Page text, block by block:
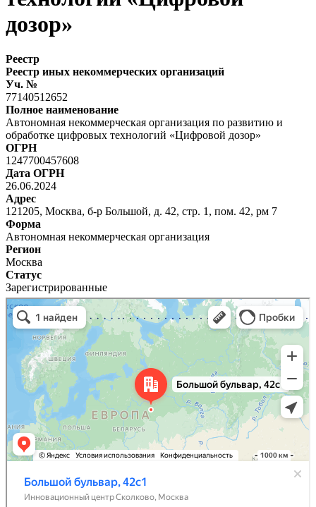
дозор»
Реестр
Реестр иных некоммерческих организаций
Уч. №
77140512652
Полное наименование
Автономная некоммерческая организация по развитию и
обработке цифровых технологий «Цифровой дозор»
ОГРН
1247700457608
Дата ОГРН
26.06.2024
Адрес
121205, Москва, б-р Большой, д. 42, стр. 1, пом. 42, рм 7
Форма
Автономная некоммерческая организация
Регион
Москва
Статус
Зарегистрированные